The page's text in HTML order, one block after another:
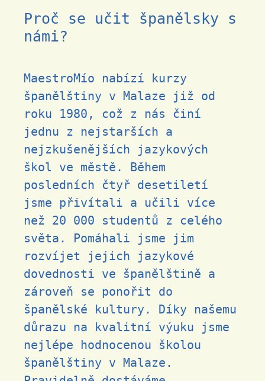
Proč se učit španělsky s
námi?
MaestroMío nabízí kurzy
španělštiny v Malaze již od
roku 1980, což z nás činí
jednu z nejstarších a
nejzkušenějších jazykových
škol ve městě. Během
posledních čtyř desetiletí
jsme přivítali a učili více
než 20 000 studentů z celého
světa. Pomáhali jsme jim
rozvíjet jejich jazykové
dovednosti ve španělštině a
zároveň se ponořit do
španělské kultury. Díky našemu
důrazu na kvalitní výuku jsme
nejlépe hodnocenou školou
španělštiny v Malaze.